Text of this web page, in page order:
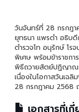
วันจันทร์ที่ 28 กรกฎ
ยุทธนา แพรดำ อธิบ
ตำรวจโท อนุรักษ์ โ
พิเศษ พร้อมข้าราชกา
พิธีถวายสัตย์ปฏิญาณ
เนื่องในโอกาสวันเฉลิ
28 กรกฎาคม 2568
เอกสารที่เ